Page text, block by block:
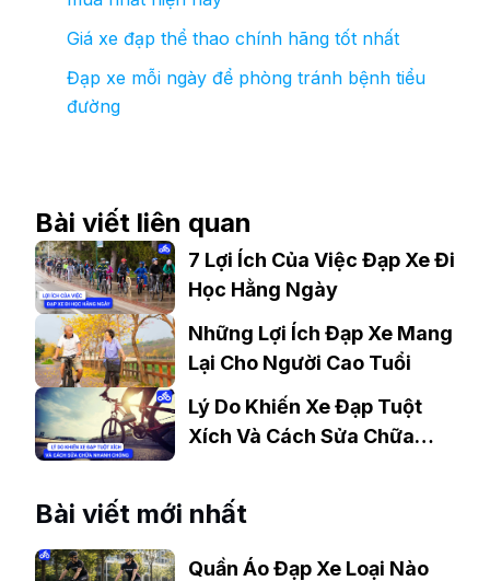
Giá xe đạp thể thao chính hãng tốt nhất
Đạp xe mỗi ngày để phòng tránh bệnh tiểu
đường
Bài viết liên quan
7 Lợi Ích Của Việc Đạp Xe Đi
Học Hằng Ngày
Những Lợi Ích Đạp Xe Mang
Lại Cho Người Cao Tuổi
Lý Do Khiến Xe Đạp Tuột
Xích Và Cách Sửa Chữa
Bài viết mới nhất
Quần Áo Đạp Xe Loại Nào